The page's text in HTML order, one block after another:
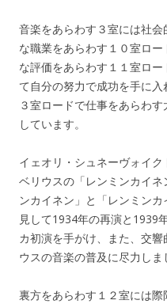
音楽をあらわす３室には社
な職業をあらわす１０室ロ
な評価をあらわす１１室ロ
て自分の努力で成功を手に入
３室ロードで仕事をあらわ
しています。
イェオリ・シュネーヴォイ
ベリウスの「レンミンカイ
ンカイネン」と「レンミン
見して1934年の再演と1939
カ初演を手がけ、また、交
ウスの音楽の普及に尽力しま
裏方をあらわす１２室には